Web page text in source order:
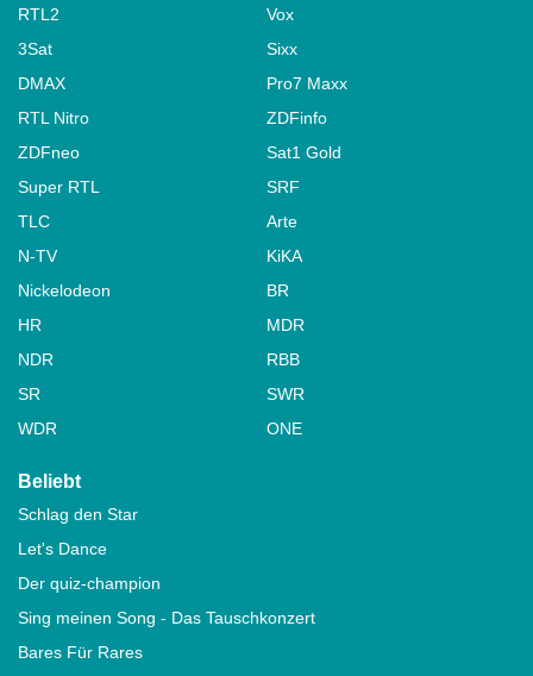
RTL2
Vox
3Sat
Sixx
DMAX
Pro7 Maxx
RTL Nitro
ZDFinfo
ZDFneo
Sat1 Gold
Super RTL
SRF
TLC
Arte
N-TV
KiKA
Nickelodeon
BR
HR
MDR
NDR
RBB
SR
SWR
WDR
ONE
Beliebt
Schlag den Star
Let's Dance
Der quiz-champion
Sing meinen Song - Das Tauschkonzert
Bares Für Rares